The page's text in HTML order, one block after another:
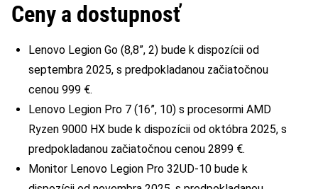
Ceny a dostupnosť
Lenovo Legion Go (8,8”, 2) bude k dispozícii od
septembra 2025, s predpokladanou začiatočnou
cenou 999 €.
Lenovo Legion Pro 7 (16”, 10) s procesormi AMD
Ryzen 9000 HX bude k dispozícii od októbra 2025, s
predpokladanou začiatočnou cenou 2899 €.
Monitor Lenovo Legion Pro 32UD-10 bude k